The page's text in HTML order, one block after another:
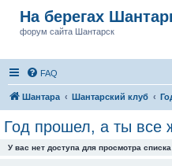
На берегах
форум сайта Шантарск
FAQ
Шантара Шантарский клуб
Год прошел, а ты все
У вас нет доступа для просмотра